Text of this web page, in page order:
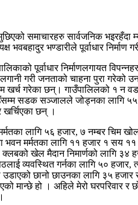
समाचारहरु सार्वजनिक भइरहँदा
भवबहादुर भण्डारीले पूर्वाधार
पूर्वाधार निर्माणलगायत
गरी जनताको चाहना पुरा गरेको
खर्च गरेका छन्। गाउँपालिलको १ न
सडक सञ्जालले जोड्नका लागि
छन् ।
लागि ५६ हजार, ७ नम्बर चिम
मर्मतका लागि ११ हजार १ सय ११
क्लबको खेल मैदान निमार्णको लागि
व्यवस्थित गर्नका लागि ५०
उडाएको छानो छाउनका लागि ३५
मान्छे हो । अहिले मेरो